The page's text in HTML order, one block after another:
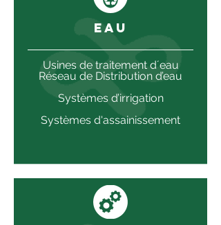
EAU
Usines de traitement d´eau
Réseau de Distribution d’eau
Systèmes d’irrigation
Systèmes d'assainissement